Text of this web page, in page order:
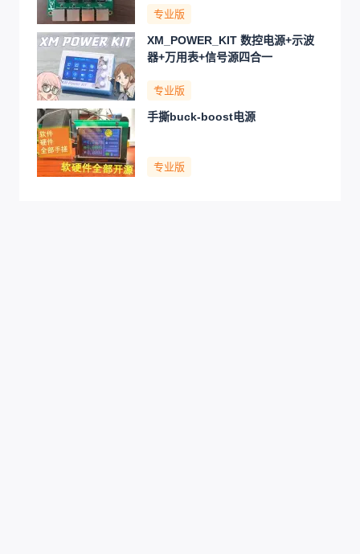
专业版
XM_POWER_KIT 数控电源+示波
器+万用表+信号源四合一
专业版
手撕buck-boost电源
专业版